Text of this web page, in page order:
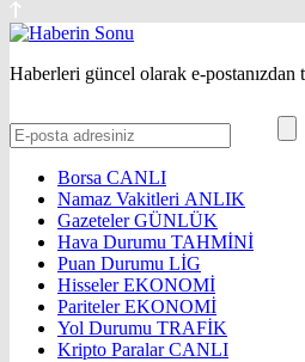
Haberleri güncel olarak e-
Borsa CANLI
Namaz Vakitleri ANLIK
GazetelerGÜNLÜK
Hava Durumu TAHMİNİ
Puan Durumu LİG
HisselerEKONOMİ
ParitelerEKONOMİ
Yol Durumu TRAFİK
Kripto ParalarCANLI